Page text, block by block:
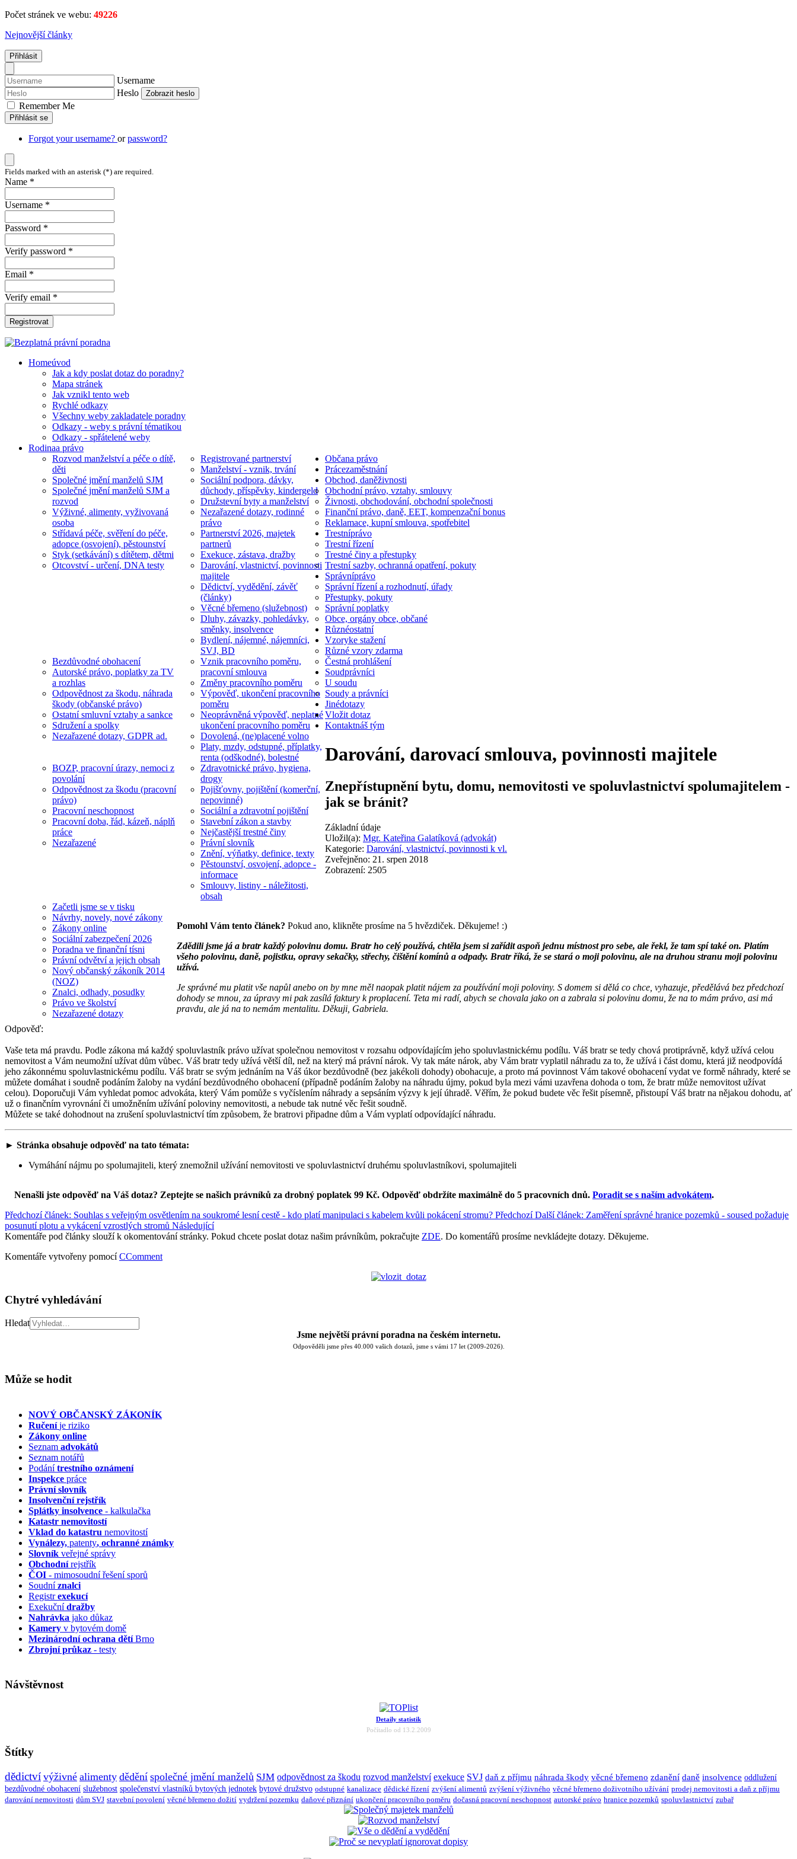
Počet stránek ve webu: 49226
Nejnovější články
Přihlásit
Username
Heslo
Zobrazit heslo
Remember Me
Přihlásit se
Forgot your username? orpassword?
Fields marked with an asterisk (*) are required.
Name *
Username *
Password *
Verify password *
Email *
Verify email *
Registrovat
Homeúvod
Jak a kdy poslat dotaz do poradny?
Mapa stránek
Jak vznikl tento web
Rychlé odkazy
Všechny weby zakladatele poradny
Odkazy - weby s právní tématikou
Odkazy - spřátelené weby
Rodinaa právo
Rozvod manželství a péče o dítě,
děti
Společné jmění manželů SJM
Společné jmění manželů SJM a
rozvod
Výživné, alimenty, vyživovaná
osoba
Střídavá péče, svěření do péče,
adopce (osvojení), pěstounství
Styk (setkávání) s dítětem, dětmi
Otcovství - určení, DNA testy
Registrované partnerství
Manželství - vznik, trvání
Sociální podpora, dávky,
důchody, příspěvky, kindergeld
Družstevní byty a manželství
Nezařazené dotazy, rodinné
právo
Partnerství 2026, majetek
partnerů
Občana právo
Exekuce, zástava, dražby
Darování, vlastnictví, povinnosti
majitele
Dědictví, vydědění, závěť
(články)
Věcné břemeno (služebnost)
Dluhy, závazky, pohledávky,
směnky, insolvence
Bydlení, nájemné, nájemníci,
SVJ, BD
Bezdůvodné obohacení
Autorské právo, poplatky za TV
a rozhlas
Odpovědnost za škodu, náhrada
škody (občanské právo)
Ostatní smluvní vztahy a sankce
Sdružení a spolky
Nezařazené dotazy, GDPR ad.
Prácezaměstnání
Vznik pracovního poměru,
pracovní smlouva
Změny pracovního poměru
Výpověď, ukončení pracovního
poměru
Neoprávněná výpověď, neplatné
ukončení pracovního poměru
Dovolená, (ne)placené volno
Platy, mzdy, odstupné, příplatky,
renta (odškodné), bolestné
BOZP, pracovní úrazy, nemoci z
povolání
Odpovědnost za škodu (pracovní
právo)
Pracovní neschopnost
Pracovní doba, řád, kázeň, náplň
práce
Nezařazené
Obchod, daněživnosti
Obchodní právo, vztahy, smlouvy
Živnosti, obchodování, obchodní společnosti
Finanční právo, daně, EET, kompenzační bonus
Reklamace, kupní smlouva, spotřebitel
Trestníprávo
Trestní řízení
Trestné činy a přestupky
Trestní sazby, ochranná opatření, pokuty
Správníprávo
Správní řízení a rozhodnutí, úřady
Přestupky, pokuty
Správní poplatky
Obce, orgány obce, občané
Různéostatní
Zdravotnické právo, hygiena,
drogy
Pojišťovny, pojištění (komerční,
nepovinné)
Sociální a zdravotní pojištění
Stavební zákon a stavby
Nejčastější trestné činy
Právní slovník
Znění, výňatky, definice, texty
Pěstounství, osvojení, adopce -
informace
Smlouvy, listiny - náležitosti,
obsah
Začetli jsme se v tisku
Návrhy, novely, nové zákony
Zákony online
Sociální zabezpečení 2026
Poradna ve finanční tísni
Právní odvětví a jejich obsah
Nový občanský zákoník 2014
(NOZ)
Znalci, odhady, posudky
Právo ve školství
Nezařazené dotazy
Vzoryke stažení
Různé vzory zdarma
Čestná prohlášení
Soudprávníci
U soudu
Soudy a právníci
Jinédotazy
Vložit dotaz
Kontaktnáš tým
Darování, darovací smlouva, povinnosti majitele
Znepřístupnění bytu, domu, nemovitosti ve spoluvlastnictví spolumajitelem -
jak se bránit?
Základní údaje
Uložil(a): Mgr. Kateřina Galatíková (advokát)
Kategorie: Darování, vlastnictví, povinnosti k vl.
Zveřejněno: 21. srpen 2018
Zobrazení: 2505
Pomohl Vám tento článek? Pokud ano, klikněte prosíme na 5 hvězdiček. Děkujeme! :)
Zdědili jsme já a bratr každý polovinu domu. Bratr ho celý používá, chtěla jsem si zařídit aspoň jednu místnost pro sebe, ale řekl, že tam spí také on. Platím
všeho polovinu, daně, pojistku, opravy sekačky, střechy, čištění komínů a odpady. Bratr říká, že se stará o moji polovinu, ale na druhou stranu moji polovinu
užívá.
Je správné mu platit vše napůl anebo on by mne měl naopak platit nájem za používání moji poloviny. S domem si dělá co chce, vyhazuje, předělává bez předchozí
dohody se mnou, za úpravy mi pak zasílá faktury k proplacení. Teta mi radí, abych se chovala jako on a zabrala si polovinu domu, že na to mám právo, asi má
pravdu, ale já na to nemám mentalitu. Děkuji, Gabriela.
Odpověď:
Vaše teta má pravdu. Podle zákona má každý spoluvlastník právo užívat společnou nemovitost v rozsahu odpovídajícím jeho spoluvlastnickému podílu. Váš bratr se tedy chová protiprávně, když užívá celou
nemovitost a Vám neumožní užívat dům vůbec. Váš bratr tedy užívá větší díl, než na který má právní nárok. Vy tak máte nárok, aby Vám bratr vyplatil náhradu za to, že užívá i část domu, která již neodpovídá
jeho zákonnému spoluvlastnickému podílu. Váš bratr se svým jednáním na Váš úkor bezdůvodně (bez jakékoli dohody) obohacuje, a proto má povinnost Vám takové obohacení vydat ve formě náhrady, které se
můžete domáhat i soudně podáním žaloby na vydání bezdůvodného obohacení (případně podáním žaloby na náhradu újmy, pokud byla mezi vámi uzavřena dohoda o tom, že bratr může nemovitost užívat
celou). Doporučuji Vám vyhledat pomoc advokáta, který Vám pomůže s vyčíslením náhrady a sepsáním výzvy k její úhradě. Věřím, že pokud budete věc řešit písemně, přistoupí Váš bratr na nějakou dohodu, ať
už o finančním vyrovnání či umožněním užívání poloviny nemovitosti, a nebude tak nutné věc řešit soudně.
Můžete se také dohodnout na zrušení spoluvlastnictví tím způsobem, že bratrovi připadne dům a Vám vyplatí odpovídající náhradu.
► Stránka obsahuje odpověď na tato témata:
Vymáhání nájmu po spolumajiteli, který znemožnil užívání nemovitosti ve spoluvlastnictví druhému spoluvlastníkovi, spolumajiteli
Nenašli jste odpověď na Váš dotaz? Zeptejte se našich právníků za drobný poplatek 99 Kč. Odpověď obdržíte maximálně do 5 pracovních dnů. Poradit se s naším advokátem.
Předchozí článek: Souhlas s veřejným osvětlením na soukromé lesní cestě - kdo platí manipulaci s kabelem kvůli pokácení stromu? Předchozí Další článek: Zaměření správné hranice pozemků - soused požaduje
posunutí plotu a vykácení vzrostlých stromů Následující
Komentáře pod články slouží k okomentování stránky. Pokud chcete poslat dotaz našim právníkům, pokračujte ZDE. Do komentářů prosíme nevkládejte dotazy. Děkujeme.
Komentáře vytvořeny pomocíCComment
Chytré vyhledávání
Hledat
Jsme největší právní poradna na českém internetu.
Odpověděli jsme přes 40.000 vašich dotazů, jsme s vámi 17 let (2009-2026).
Může se hodit
NOVÝ OBČANSKÝ ZÁKONÍK
Ručeníje riziko
Zákony online
Seznam advokátů
Seznam notářů
Podánítrestního oznámení
Inspekce práce
Právní slovník
Insolvenčnírejstřík
Splátky insolvence - kalkulačka
Katastr nemovitostí
Vklad do katastru nemovitostí
Vynálezy, patenty, ochranné známky
Slovník veřejné správy
Obchodnírejstřík
ČOI - mimosoudní řešení sporů
Soudníznalci
Registrexekucí
Exekučnídražby
Nahrávka jako důkaz
Kamery v bytovém domě
Mezinárodní ochrana dětíBrno
Zbrojní průkaz - testy
Návštěvnost
Detaily statistik
Počítadlo od 13.2.2009
Štítky
dědictví výživné alimenty dědění společné jmění manželů SJM odpovědnost za škodu rozvod manželství exekuce SVJ daň z příjmu náhrada škody věcné břemeno zdanění daně insolvence oddlužení
bezdůvodné obohacení služebnost společenství vlastníků bytových jednotek bytové družstvo odstupné kanalizace dědické řízení zvýšení alimentů zvýšení výživného věcné břemeno doživotního užívání prodej nemovitosti a daň z příjmu
darování nemovitosti dům SVJ stavební povolení věcné břemeno dožití vydržení pozemku daňové přiznání ukončení pracovního poměru dočasná pracovní neschopnost autorské právo hranice pozemků spoluvlastnictví zubař